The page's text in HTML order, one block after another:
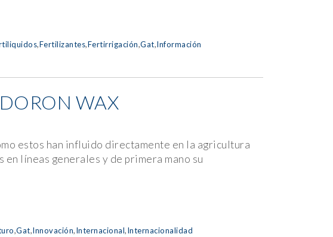
,Fertilizantes,Fertirrigación,Gat,Información
WAX
estos han influido directamente en la agricultura
líneas generales y de primera mano su
,Gat,Innovación,Internacional,Internacionalidad